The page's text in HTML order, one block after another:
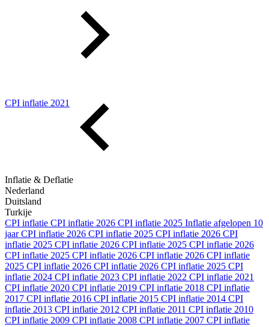
CPI inflatie 2021
Inflatie & Deflatie
Nederland
Duitsland
Turkije
CPI inflatie CPI inflatie 2026 CPI inflatie 2025 Inflatie afgelopen 10
jaarCPI inflatie 2026 CPI inflatie 2025 CPI inflatie 2026 CPI
inflatie 2025 CPI inflatie 2026 CPI inflatie 2025 CPI inflatie 2026
CPI inflatie 2025 CPI inflatie 2026 CPI inflatie 2026 CPI inflatie
2025 CPI inflatie 2026 CPI inflatie 2026 CPI inflatie 2025 CPI
inflatie 2024 CPI inflatie 2023 CPI inflatie 2022 CPI inflatie 2021
CPI inflatie 2020 CPI inflatie 2019 CPI inflatie 2018 CPI inflatie
2017 CPI inflatie 2016 CPI inflatie 2015 CPI inflatie 2014 CPI
inflatie 2013 CPI inflatie 2012 CPI inflatie 2011 CPI inflatie 2010
CPI inflatie 2009 CPI inflatie 2008 CPI inflatie 2007 CPI inflatie